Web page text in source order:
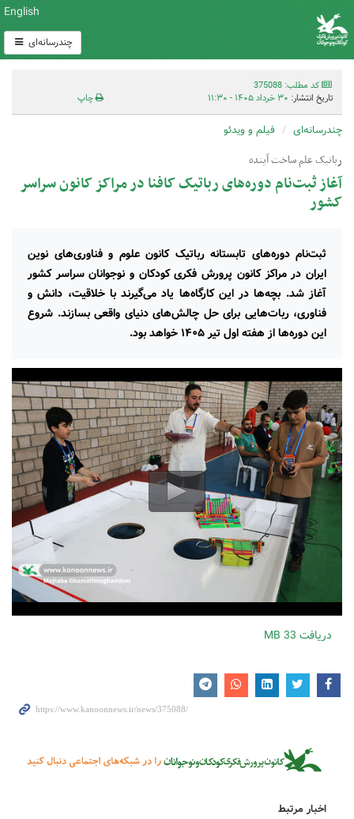
English
چندرسانه‌ای
کد مطلب: 375088
تاریخ انتشار: ۳۰ خرداد ۱۴۰۵ - ۱۱:۳۰ چاپ
چندرسانه‌ای فیلم و ویدئو
رباتیک علم ساخت آینده
آغاز ثبت‌نام دوره‌های رباتیک کافنا در مراکز کانون سراسر
کشور
ثبت‌نام دوره‌های تابستانه رباتیک کانون علوم و فناوری‌های نوین
ایران در مراکز کانون پرورش فکری کودکان و نوجوانان سراسر کشور
آغاز شد. بچه‌ها در این کارگاه‌ها یاد می‌گیرند با خلاقیت، دانش و
فناوری، ربات‌هایی برای حل چالش‌های دنیای واقعی بسازند. شروع
این دوره‌ها از هفته اول تیر ۱۴۰۵ خواهد بود.
دریافت 33 MB
اخبار مرتبط